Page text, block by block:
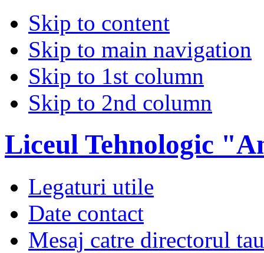
Skip to content
Skip to main navigation
Skip to 1st column
Skip to 2nd column
Liceul Tehnologic
Legaturi utile
Date contact
Mesaj catre directorul tau